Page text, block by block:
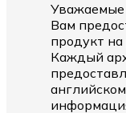
Уважаемые
Вам
продукт на
Каждый